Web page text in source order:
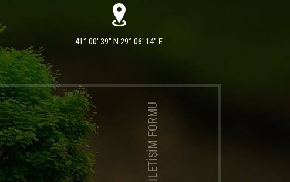
41° 00' 39" N 29° 06' 14" E
İLETİŞİM FORMU